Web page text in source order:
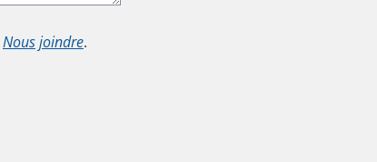
Nous joindre.